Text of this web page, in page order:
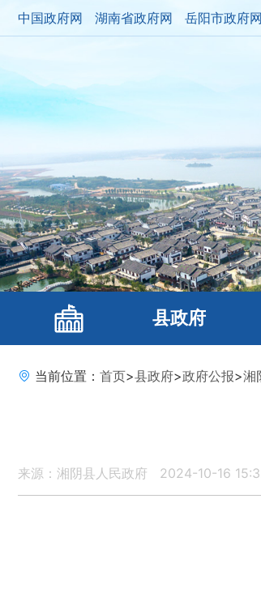
中国政府网 湖南省政府网 岳阳市政府网
县政府
当前位置： 首页>县政府>政府公报>湘
来源：湘阴县人民政府 2024-10-16